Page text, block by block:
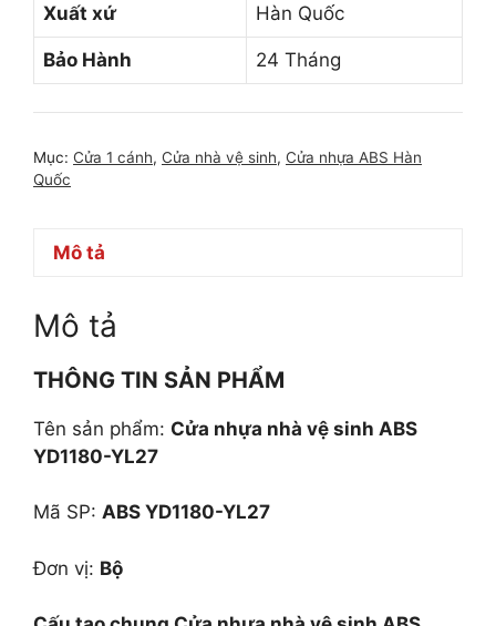
Xuất xứ Hàn Quốc
Bảo Hành 24 Tháng
Mục: Cửa 1 cánh, Cửa nhà vệ sinh, Cửa nhựa ABS Hàn
Quốc
Mô tả
Mô tả
THÔNG TIN SẢN PHẨM
Tên sản phẩm: Cửa nhựa nhà vệ sinh ABS
YD1180-YL27
Mã SP: ABS YD1180-YL27
Đơn vị: Bộ